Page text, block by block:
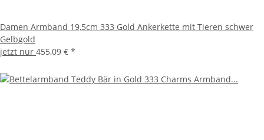
Damen Armband 19,5cm 333 Gold Ankerkette mit Tieren schwer
Gelbgold
jetzt nur 455,09 € *